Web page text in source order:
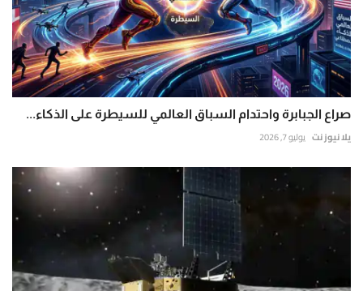
صراع الجبابرة واحتدام السباق العالمي للسيطرة على الذكاء...
يلا نيوز نت يوليو 7, 2026